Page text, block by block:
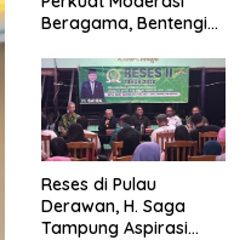
Beragama, Bentengi
Pemecah Persatuan
Reses di Pulau
Derawan, H. Saga
Tampung Aspirasi